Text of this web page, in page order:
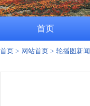
首页
首页 > 网站首页 > 轮播图新闻